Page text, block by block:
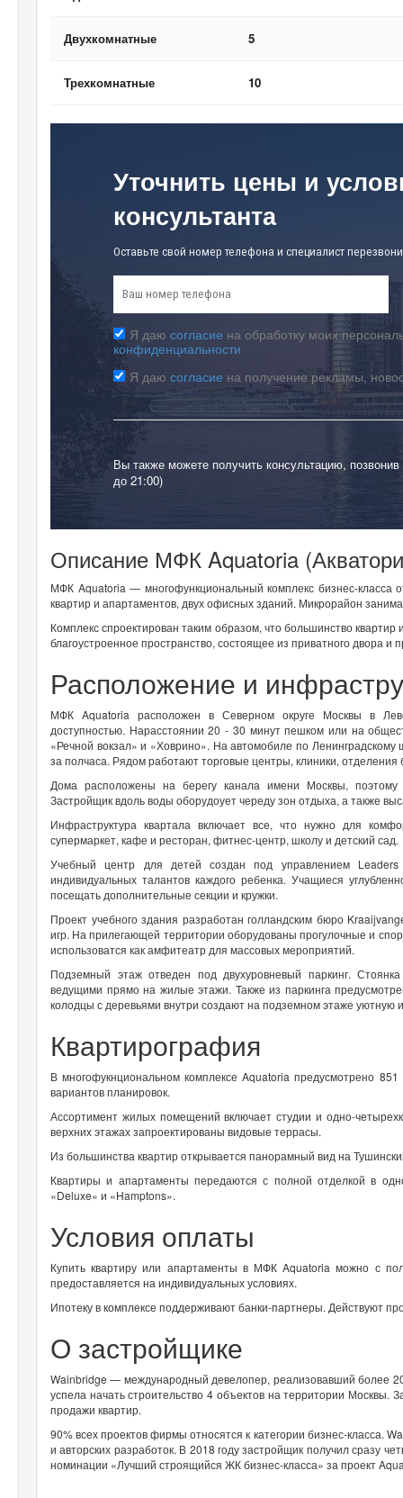
Двухкомнатные 5
Трехкомнатные 10
Уточнить цены и
консультанта
Оставьте свой номер телефона и специалист
Я даю согласие на обработку моих
конфиденциальности
Я даю согласие на получение рекламы,
Вы также можете получить консультацию,
до 21:00)
Описание МФК Aquatoria
МФК Aquatoria — многофункциональный комплекс бизнес-класса
квартир и апартаментов, двух офисных зданий. Микрорайон
Комплекс спроектирован таким образом, что большинство
благоустроенное пространство, состоящее из приватного двора и
Расположение и
МФК Aquatoria расположен в Северном округе Москвы в
доступностью. Нарасстоянии 20 - 30 минут пешком или на
«Речной вокзал» и «Ховрино». На автомобиле по
за полчаса. Рядом работают торговые центры, клиники, отделения
Дома расположены на берегу канала имени Москвы, поэтому
Застройщик вдоль воды оборудоует череду зон отдыха, а также
Инфраструктура квартала включает все, что нужно для
супермаркет, кафе и ресторан, фитнес-центр, школу и детский сад.
Учебный центр для детей создан под управлением
индивидуальных талантов каждого ребенка. Учащиеся
посещать дополнительные секции и кружки.
Проект учебного здания разработан голландским бюро
игр. На прилегающей территории оборудованы прогулочные и
использоватся как амфитеатр для массовых мероприятий.
Подземный этаж отведен под двухуровневый паркинг.
ведущими прямо на жилые этажи. Также из паркинга
колодцы с деревьями внутри создают на подземном этаже
Квартирография
В многофукнциональном комплексе Aquatoria предусмотрено
вариантов планировок.
Ассортимент жилых помещений включает студии и одно-
верхних этажах запроектированы видовые террасы.
Из большинства квартир открывается панорамный вид на
Квартиры и апартаменты передаются с полной отделкой в
«Deluxe» и «Hamptons».
Условия оплаты
Купить квартиру или апартаменты в МФК Aquatoria можно с
предоставляется на индивидуальных условиях.
Ипотеку в комплексе поддерживают банки-партнеры. Действуют
О застройщике
Wainbridge — международный девелопер, реализовавший более
успела начать строительство 4 объектов на территории
продажи квартир.
90% всех проектов фирмы относятся к категории бизнес-класса.
и авторских разработок. В 2018 году застройщик получил сразу
номинации «Лучший строящийся ЖК бизнес-класса» за проект